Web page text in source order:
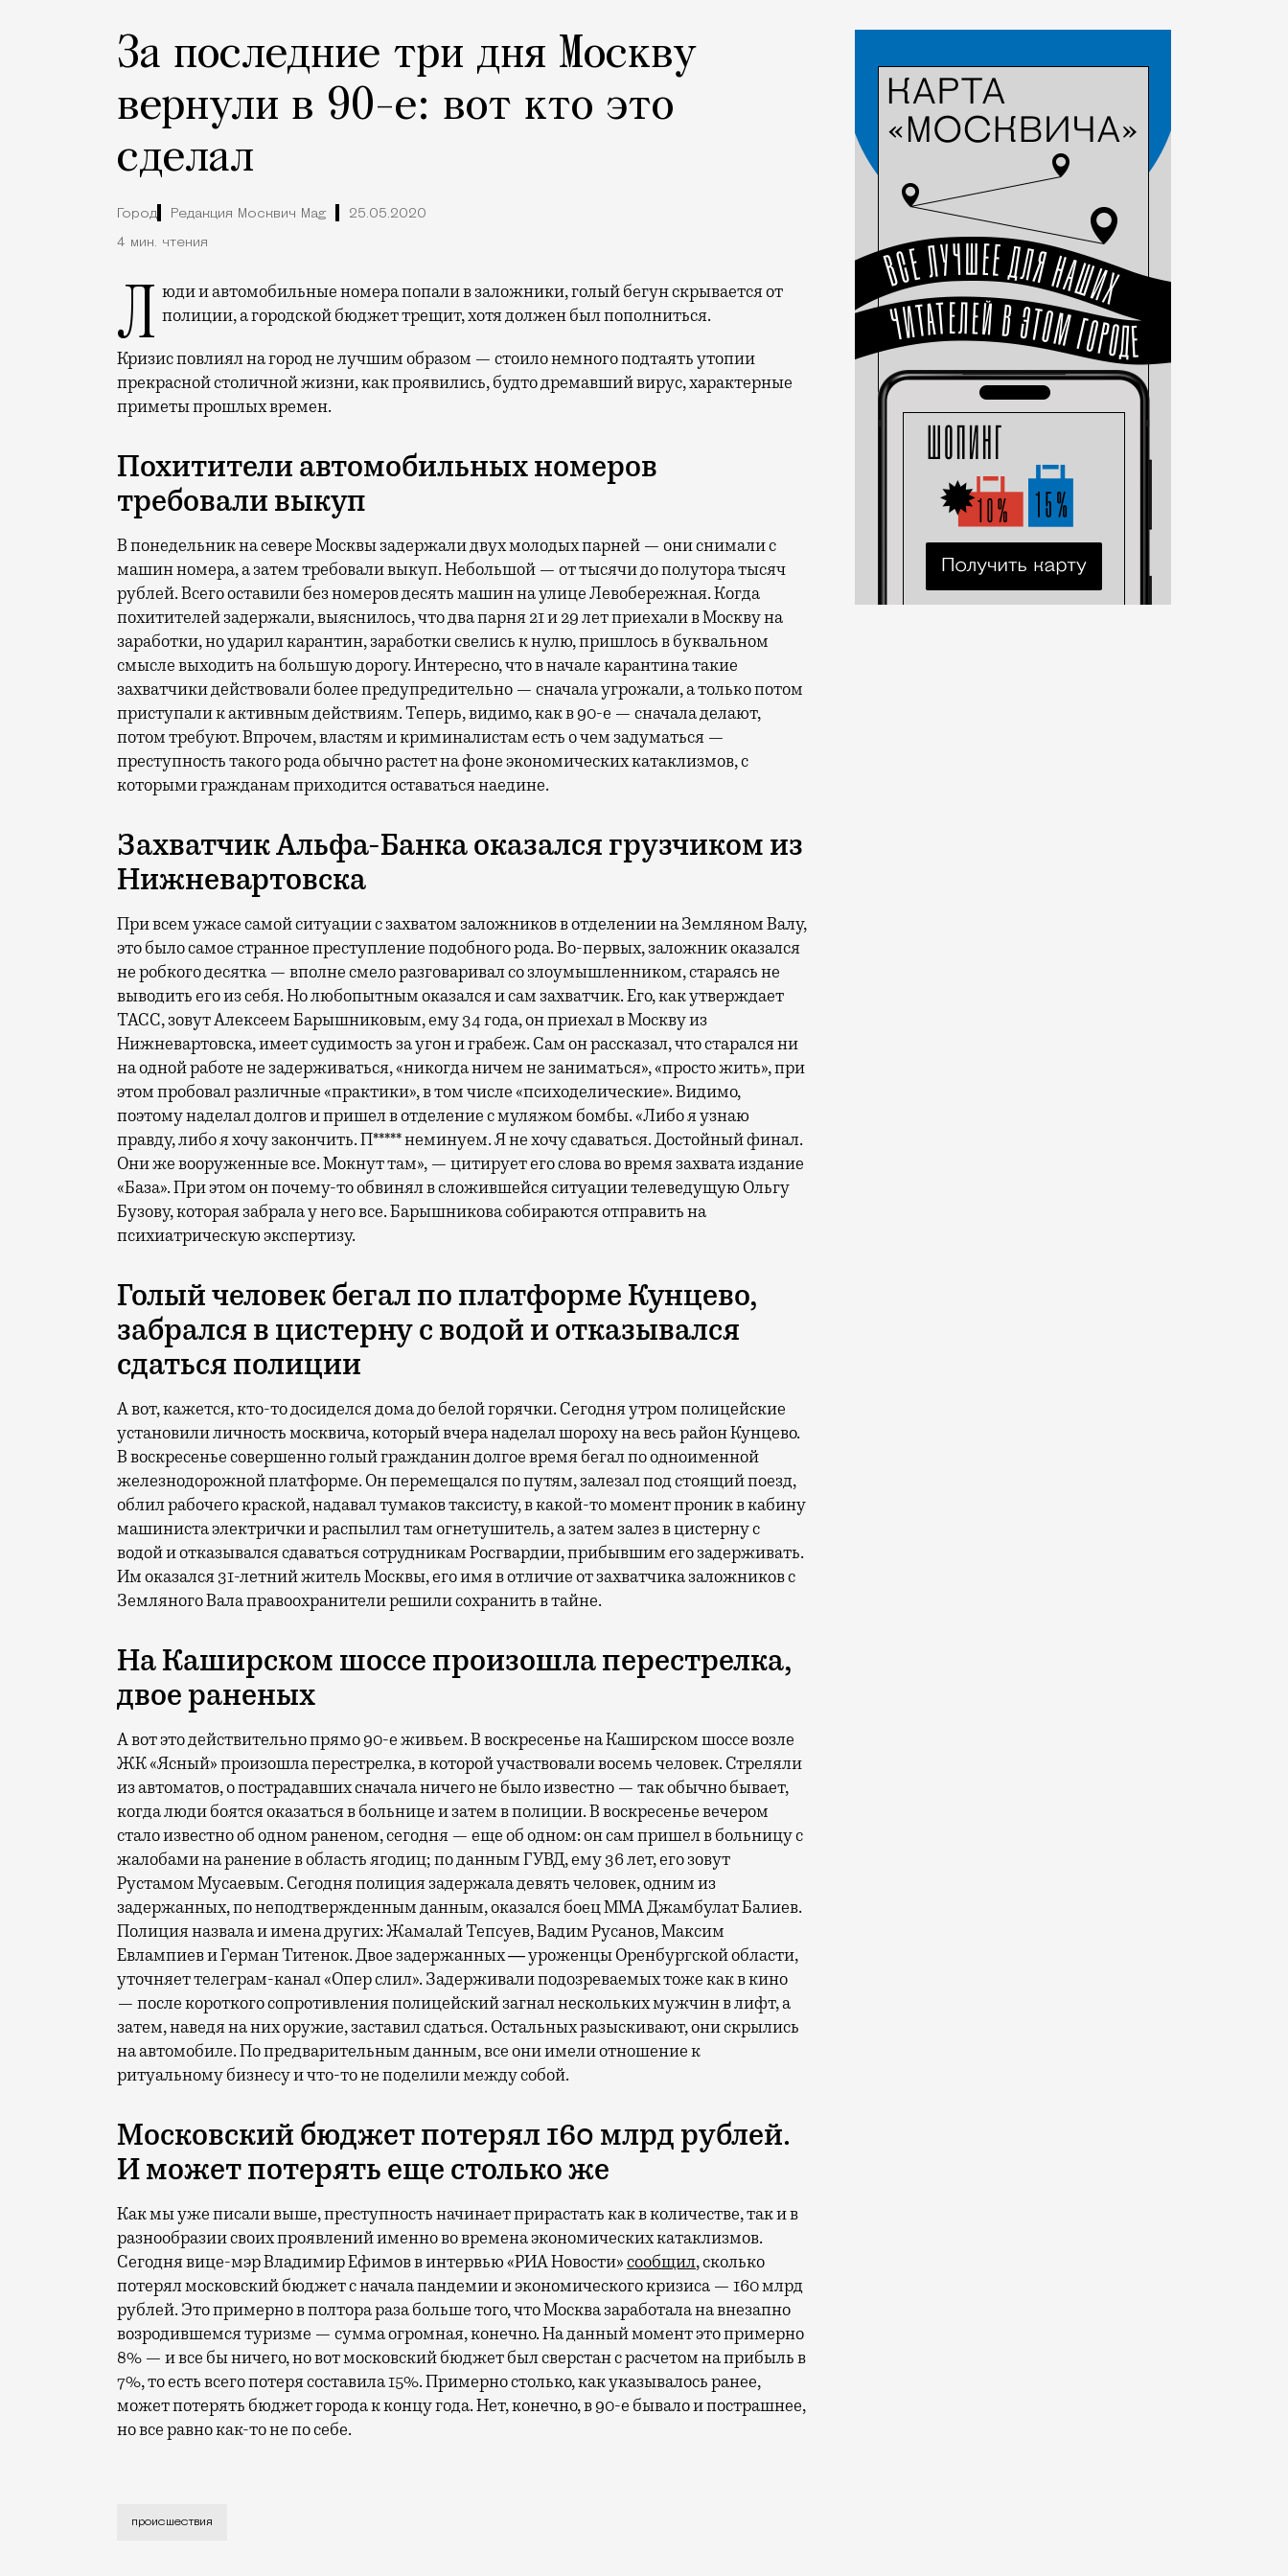
За последние три дня Москву
вернули в 90-е: вот кто это
сделал
Город Редакция Москвич Mag 25.05.2020
4 мин. чтения
Люди и автомобильные номера попали в заложники, голый бегун скрывается от полиции, а городской бюджет трещит, хотя должен был пополниться.
Кризис повлиял на город не лучшим образом — стоило немного подтаять утопии
прекрасной столичной жизни, как проявились, будто дремавший вирус, характерные
приметы прошлых времен.
Похитители автомобильных номеров
требовали выкуп
В понедельник на севере Москвы задержали двух молодых парней — они снимали с
машин номера, а затем требовали выкуп. Небольшой — от тысячи до полутора тысяч
рублей. Всего оставили без номеров десять машин на улице Левобережная. Когда
похитителей задержали, выяснилось, что два парня 21 и 29 лет приехали в Москву на
заработки, но ударил карантин, заработки свелись к нулю, пришлось в буквальном
смысле выходить на большую дорогу. Интересно, что в начале карантина такие
захватчики действовали более предупредительно — сначала угрожали, а только потом
приступали к активным действиям. Теперь, видимо, как в 90-е — сначала делают,
потом требуют. Впрочем, властям и криминалистам есть о чем задуматься —
преступность такого рода обычно растет на фоне экономических катаклизмов, с
которыми гражданам приходится оставаться наедине.
Захватчик Альфа-Банка оказался грузчиком из
Нижневартовска
При всем ужасе самой ситуации с захватом заложников в отделении на Земляном Валу,
это было самое странное преступление подобного рода. Во-первых, заложник оказался
не робкого десятка — вполне смело разговаривал со злоумышленником, стараясь не
выводить его из себя. Но любопытным оказался и сам захватчик. Его, как утверждает
ТАСС, зовут Алексеем Барышниковым, ему 34 года, он приехал в Москву из
Нижневартовска, имеет судимость за угон и грабеж. Сам он рассказал, что старался ни
на одной работе не задерживаться, «никогда ничем не заниматься», «просто жить», при
этом пробовал различные «практики», в том числе «психоделические». Видимо,
поэтому наделал долгов и пришел в отделение с муляжом бомбы. «Либо я узнаю
правду, либо я хочу закончить. П***** неминуем. Я не хочу сдаваться. Достойный финал.
Они же вооруженные все. Мокнут там», — цитирует его слова во время захвата издание
«База». При этом он почему-то обвинял в сложившейся ситуации телеведущую Ольгу
Бузову, которая забрала у него все. Барышникова собираются отправить на
психиатрическую экспертизу.
Голый человек бегал по платформе Кунцево,
забрался в цистерну с водой и отказывался
сдаться полиции
А вот, кажется, кто-то досиделся дома до белой горячки. Сегодня утром полицейские
установили личность москвича, который вчера наделал шороху на весь район Кунцево.
В воскресенье совершенно голый гражданин долгое время бегал по одноименной
железнодорожной платформе. Он перемещался по путям, залезал под стоящий поезд,
облил рабочего краской, надавал тумаков таксисту, в какой-то момент проник в кабину
машиниста электрички и распылил там огнетушитель, а затем залез в цистерну с
водой и отказывался сдаваться сотрудникам Росгвардии, прибывшим его задерживать.
Им оказался 31-летний житель Москвы, его имя в отличие от захватчика заложников с
Земляного Вала правоохранители решили сохранить в тайне.
На Каширском шоссе произошла перестрелка,
двое раненых
А вот это действительно прямо 90-е живьем. В воскресенье на Каширском шоссе возле
ЖК «Ясный» произошла перестрелка, в которой участвовали восемь человек. Стреляли
из автоматов, о пострадавших сначала ничего не было известно — так обычно бывает,
когда люди боятся оказаться в больнице и затем в полиции. В воскресенье вечером
стало известно об одном раненом, сегодня — еще об одном: он сам пришел в больницу с
жалобами на ранение в область ягодиц; по данным ГУВД, ему 36 лет, его зовут
Рустамом Мусаевым. Сегодня полиция задержала девять человек, одним из
задержанных, по неподтвержденным данным, оказался боец ММА Джамбулат Балиев.
Полиция назвала и имена других: Жамалай Тепсуев, Вадим Русанов, Максим
Евлампиев и Герман Титенок. Двое задержанных ― уроженцы Оренбургской области,
уточняет телеграм-канал «Опер слил». Задерживали подозреваемых тоже как в кино
— после короткого сопротивления полицейский загнал нескольких мужчин в лифт, а
затем, наведя на них оружие, заставил сдаться. Остальных разыскивают, они скрылись
на автомобиле. По предварительным данным, все они имели отношение к
ритуальному бизнесу и что-то не поделили между собой.
Московский бюджет потерял 160 млрд рублей.
И может потерять еще столько же
Как мы уже писали выше, преступность начинает прирастать как в количестве, так и в
разнообразии своих проявлений именно во времена экономических катаклизмов.
Сегодня вице-мэр Владимир Ефимов в интервью «РИА Новости»сообщил, сколько
потерял московский бюджет с начала пандемии и экономического кризиса — 160 млрд
рублей. Это примерно в полтора раза больше того, что Москва заработала на внезапно
возродившемся туризме — сумма огромная, конечно. На данный момент это примерно
8% — и все бы ничего, но вот московский бюджет был сверстан с расчетом на прибыль в
7%, то есть всего потеря составила 15%. Примерно столько, как указывалось ранее,
может потерять бюджет города к концу года. Нет, конечно, в 90-е бывало и пострашнее,
но все равно как-то не по себе.
Люди и автомобильные номера попали в заложники, голый бегун скрывается от полиции, а городской бюджет трещит, хотя должен был
происшествия